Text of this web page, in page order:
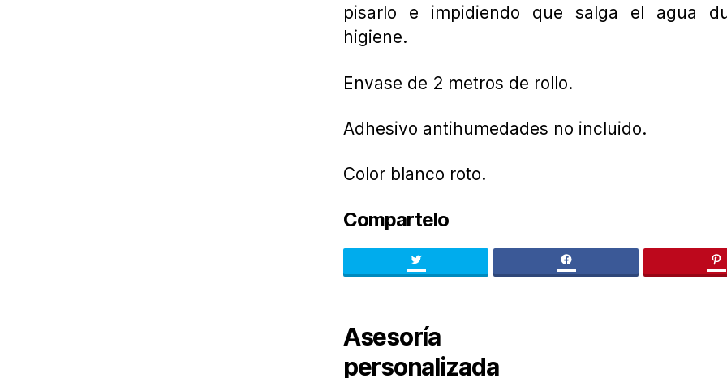
pisarlo e impidiendo que salga el agua
higiene.
Envase de 2 metros de rollo.
Adhesivo antihumedades no incluido.
Color blanco roto.
Compartelo
Twitter facebook
Asesoría
personalizada